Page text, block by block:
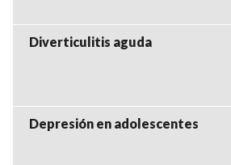
Diverticulitis aguda
Depresión en adolescentes